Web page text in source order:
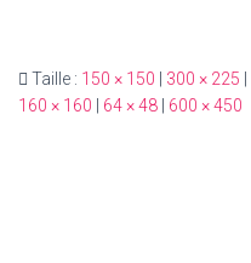
Taille : 150 × 150 300 × 225
160 × 160
64 × 48 600 × 450